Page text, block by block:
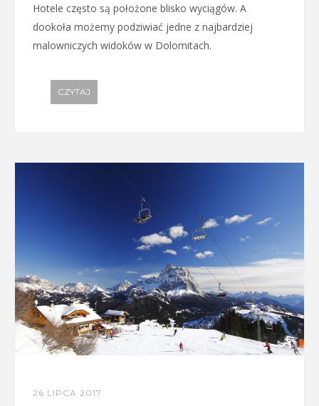
Hotele często są położone blisko wyciągów. A
dookoła możemy podziwiać jedne z najbardziej
malowniczych widoków w Dolomitach.
CZYTAJ
26 LIPCA 2017